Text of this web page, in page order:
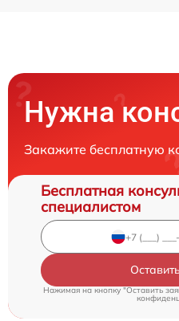
Нужна
Закажите бесплатную
Бесплатная
специалистом
Нажимая на кнопку "Оставить